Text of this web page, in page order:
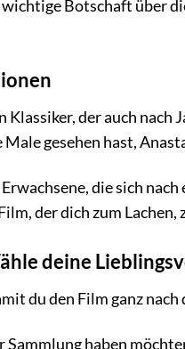
Botschaft über
der auch nach
gesehen hast,
die sich
der dich zum
deine
du den Film ganz
Sammlung haben